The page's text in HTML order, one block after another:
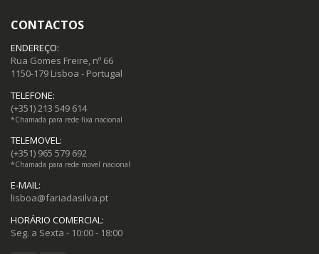
CONTACTOS
ENDEREÇO:
Rua Gomes Freire, nº 66
1150-179 Lisboa - Portugal
TELEFONE:
(+351) 213 549 614
*Chamada para rede fixa nacional
TELEMOVEL:
(+351) 965 579 692
*Chamada para rede movel nacional
E-MAIL:
lisboa@fariadasilva.pt
HORÁRIO COMERCIAL:
Seg. a Sexta - 10:00 - 18:00